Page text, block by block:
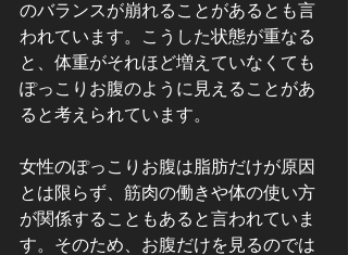
のバランスが崩れることがあるとも言
われています。こうした状態が重なる
と、体重がそれほど増えていなくても
ぽっこりお腹のように見えることがあ
ると考えられています。
女性のぽっこりお腹は脂肪だけが原因
とは限らず、筋肉の働きや体の使い方
が関係することもあると言われていま
す。そのため、お腹だけを見るのでは